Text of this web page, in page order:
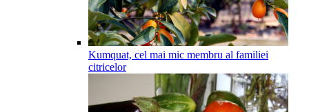
Kumquat, cel mai mic membru al familiei
citricelor